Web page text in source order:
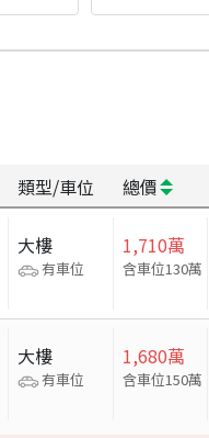
類型/車位 總價
大樓
有車位
1,710萬
含車位130萬
大樓
有車位
1,680萬
含車位150萬